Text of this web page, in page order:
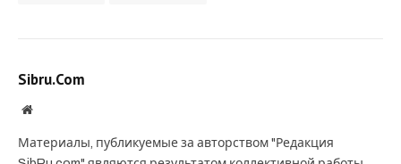
Sibru.Com
Website
Материалы, публикуемые за авторством "Редакция